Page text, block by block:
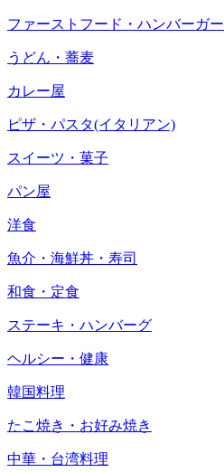
ファーストフード・ハンバーガー
うどん・蕎麦
カレー屋
ピザ・パスタ(イタリアン)
スイーツ・菓子
パン屋
洋食
魚介・海鮮丼・寿司
和食・定食
ステーキ・ハンバーグ
ヘルシー・健康
韓国料理
たこ焼き・お好み焼き
中華・台湾料理